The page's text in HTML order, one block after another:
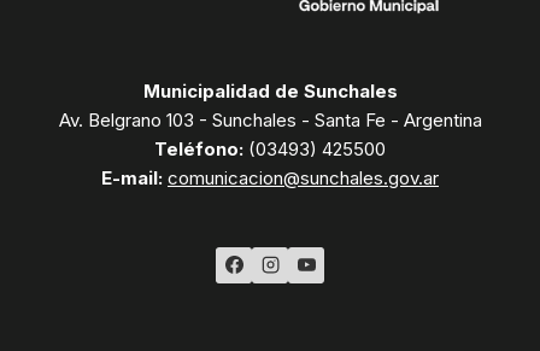
Municipalidad de Sunchales
Av. Belgrano 103 - Sunchales - Santa Fe - Argentina
Teléfono: (03493) 425500
E-mail: comunicacion@sunchales.gov.ar